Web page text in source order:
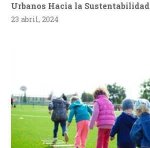
Urbanos Hacia la Sustentabilidad
23 abril, 2024